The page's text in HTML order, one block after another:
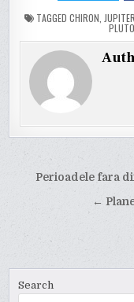
TAGGED CHIRON JUPITER
Post
navigation
Perioadele fara
←
Search